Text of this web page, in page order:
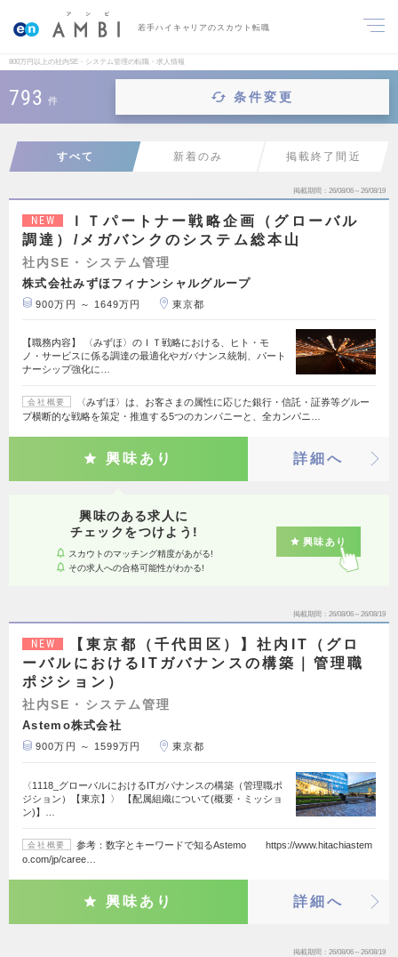
若手ハイキャリアのスカウト転職
800万円以上の社内SE・システム管理の転職・求人情報
793 件 条件変更
すべて 新着のみ 掲載終了間近
掲載期間 26/08/06～26/08/19
NEW
ＩＴパートナー戦略企画（グローバル
調達）/メガバンクのシステム総本山
社内SE・システム管理
株式会社みずほフィナンシャルグループ
900万円 ～ 1649万円 東京都
【職務内容】 〈みずほ〉のＩＴ戦略における、ヒト・モ
ノ・サービスに係る調達の最適化やガバナンス統制、パート
ナーシップ強化に…
会社概要
〈みずほ〉は、お客さまの属性に応じた銀行・信託・証券等グルー
プ横断的な戦略を策定・推進する5つのカンパニーと、全カンパニ…
興味あり 詳細へ
興味のある求人に
チェックをつけよう!
スカウトのマッチング精度があがる!
その求人への合格可能性がわかる!
興味あり
掲載期間 26/08/06～26/08/19
NEW
【東京都（千代田区）】社内IT（グロ
ーバルにおけるITガバナンスの構築｜管理職
ポジション）
社内SE・システム管理
Astemo株式会社
900万円 ～ 1599万円 東京都
〈1118_グローバルにおけるITガバナンスの構築（管理職ポ
ジション）【東京】〉 【配属組織について(概要・ミッショ
ン)】…
会社概要
参考：数字とキーワードで知るAstemo https://www.hitachiastem
o.com/jp/caree…
興味あり 詳細へ
掲載期間 26/08/06～26/08/19